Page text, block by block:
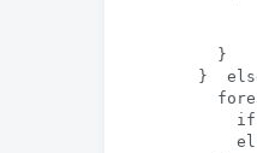
        }
}